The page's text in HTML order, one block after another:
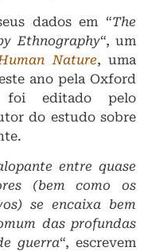
dados em “The
Ethnography“, um
Nature, uma
ano pela Oxford
foi editado pelo
do estudo sobre
entre quase
(bem como os
se encaixa bem
das profundas
guerra“, escrevem